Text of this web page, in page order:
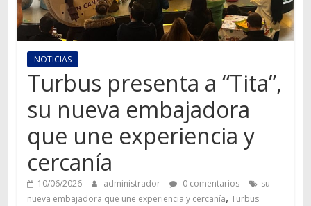
transporte
NOTICIAS
Turbus presenta a “Tita”,
su nueva embajadora
que une experiencia y
cercanía
10/06/2026 administrador 0 comentarios
su
nueva embajadora que une experiencia y cercanía, Turbus